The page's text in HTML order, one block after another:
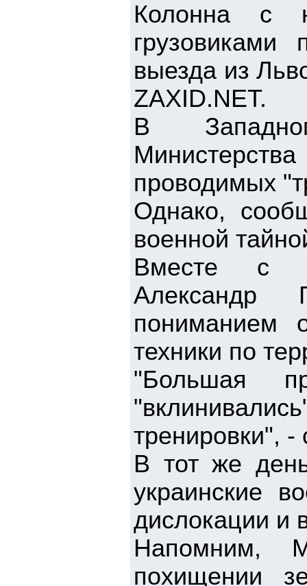
Колонна с
выезда из
ZAXID.NET.
В
проводимых
Однако,
военной
Вместе с
Александр
пониманием
техники по
"Большая
тренировки", -
В тот же
украинские
дислокации и
Напомним,
похищении